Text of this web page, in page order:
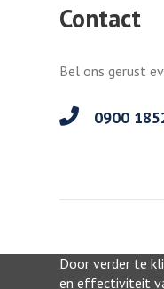
Door verder te
en effectiviteit
Contact
Bel ons gerust
0900
©2026,